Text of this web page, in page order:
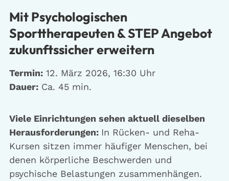
Mit Psychologischen
Sporttherapeuten & STEP Angebot
zukunftssicher erweitern
Termin:12. März 2026, 16:30 Uhr
Dauer:Ca. 45 min.
Viele Einrichtungen sehen aktuell dieselben
Herausforderungen: In Rücken- und Reha-
Kursen sitzen immer häufiger Menschen, bei
denen körperliche Beschwerden und
psychische Belastungen zusammenhängen.